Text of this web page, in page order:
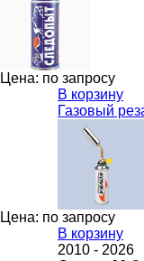
Цена: по запросу
В корзину
Газовый
Цена: по запросу
В корзину
2010 - 2026